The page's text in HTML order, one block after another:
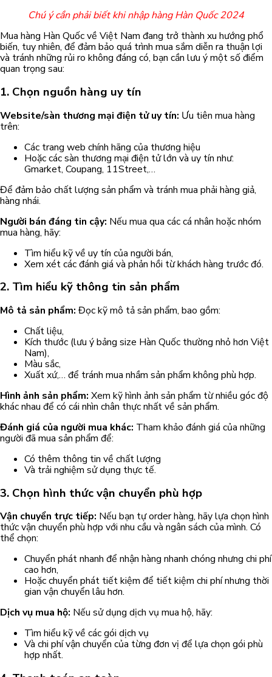
Chú ý cần phải biết khi nhập hàng Hàn Quốc 2024
Mua hàng Hàn Quốc về Việt Nam đang trở thành xu hướng phổ
biến, tuy nhiên, để đảm bảo quá trình mua sắm diễn ra thuận lợi
và tránh những rủi ro không đáng có, bạn cần lưu ý một số điểm
quan trọng sau:
1. Chọn nguồn hàng uy tín
Website/sàn thương mại điện tử uy tín: Ưu tiên mua hàng
trên:
Các trang web chính hãng của thương hiệu
Hoặc các sàn thương mại điện tử lớn và uy tín như:
Gmarket, Coupang, 11Street,…
Để đảm bảo chất lượng sản phẩm và tránh mua phải hàng giả,
hàng nhái.
Người bán đáng tin cậy: Nếu mua qua các cá nhân hoặc nhóm
mua hàng, hãy:
Tìm hiểu kỹ về uy tín của người bán,
Xem xét các đánh giá và phản hồi từ khách hàng trước đó.
2. Tìm hiểu kỹ thông tin sản phẩm
Mô tả sản phẩm: Đọc kỹ mô tả sản phẩm, bao gồm:
Chất liệu,
Kích thước (lưu ý bảng size Hàn Quốc thường nhỏ hơn Việt
Nam),
Màu sắc,
Xuất xứ,… để tránh mua nhầm sản phẩm không phù hợp.
Hình ảnh sản phẩm: Xem kỹ hình ảnh sản phẩm từ nhiều góc độ
khác nhau để có cái nhìn chân thực nhất về sản phẩm.
Đánh giá của người mua khác: Tham khảo đánh giá của những
người đã mua sản phẩm để:
Có thêm thông tin về chất lượng
Và trải nghiệm sử dụng thực tế.
3. Chọn hình thức vận chuyển phù hợp
Vận chuyển trực tiếp: Nếu bạn tự order hàng, hãy lựa chọn hình
thức vận chuyển phù hợp với nhu cầu và ngân sách của mình. Có
thể chọn:
Chuyển phát nhanh để nhận hàng nhanh chóng nhưng chi phí
cao hơn,
Hoặc chuyển phát tiết kiệm để tiết kiệm chi phí nhưng thời
gian vận chuyển lâu hơn.
Dịch vụ mua hộ: Nếu sử dụng dịch vụ mua hộ, hãy:
Tìm hiểu kỹ về các gói dịch vụ
Và chi phí vận chuyển của từng đơn vị để lựa chọn gói phù
hợp nhất.